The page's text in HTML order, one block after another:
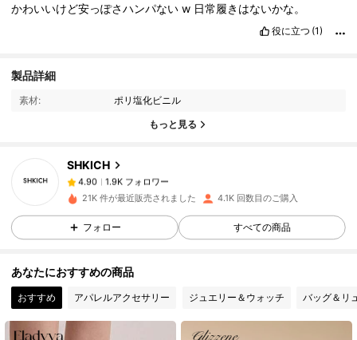
かわいいけど安っぽさハンパないw 日常履きはないかな。
役に立つ (1)
製品詳細
素材: ポリ塩化ビニル
もっと見る
SHKICH
4.90
1.9K フォロワー
s***i は1日前 に購入しました
4.90
4.90 1.9K フォロワー
21K 件が最近販売されました 4.1K 回数目のご購入
フォロー すべての商品
あなたにおすすめの商品
おすすめ アパレルアクセサリー ジュエリー＆ウォッチ バッグ＆リ